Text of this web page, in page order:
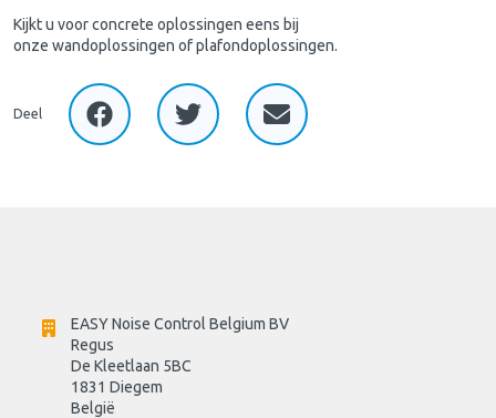
Kijkt u voor concrete oplossingen eens bij
onze wandoplossingen of plafondoplossingen.
Deel
EASY Noise Control Belgium BV
Regus
De Kleetlaan 5BC
1831 Diegem
België